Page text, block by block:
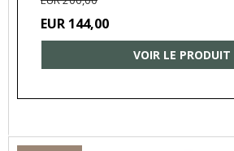
EUR 144,00
VOIR LE PRODUIT